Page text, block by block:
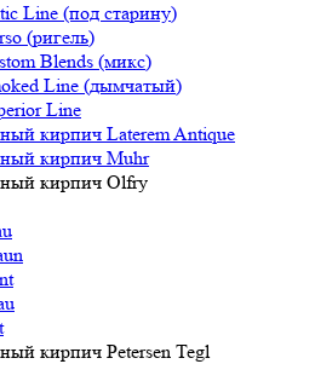
Line (под старину)
(ригель)
Blends (микс)
Line (дымчатый)
Line
кирпич Laterem Antique
кирпич Muhr
кирпич Olfry
кирпич Petersen Tegl